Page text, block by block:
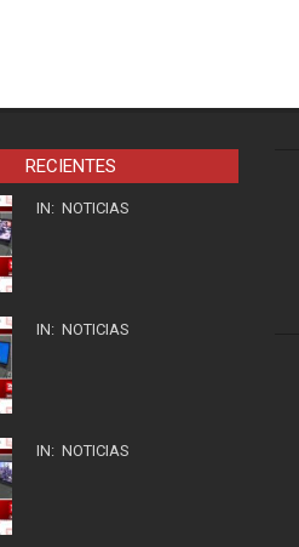
RECIENTES
IN: NOTICIAS
IN: NOTICIAS
IN: NOTICIAS